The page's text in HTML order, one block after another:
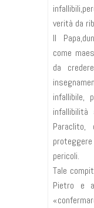
verità da
Il
come
da
infallibile,
Paraclito,
pericoli.
Tale
Pietro e